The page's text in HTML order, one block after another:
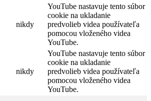
nikdy
YouTube nastavuje tento súbor
cookie na ukladanie
predvolieb videa používateľa
pomocou vloženého videa
YouTube.
nikdy
YouTube nastavuje tento súbor
cookie na ukladanie
predvolieb videa používateľa
pomocou vloženého videa
YouTube.